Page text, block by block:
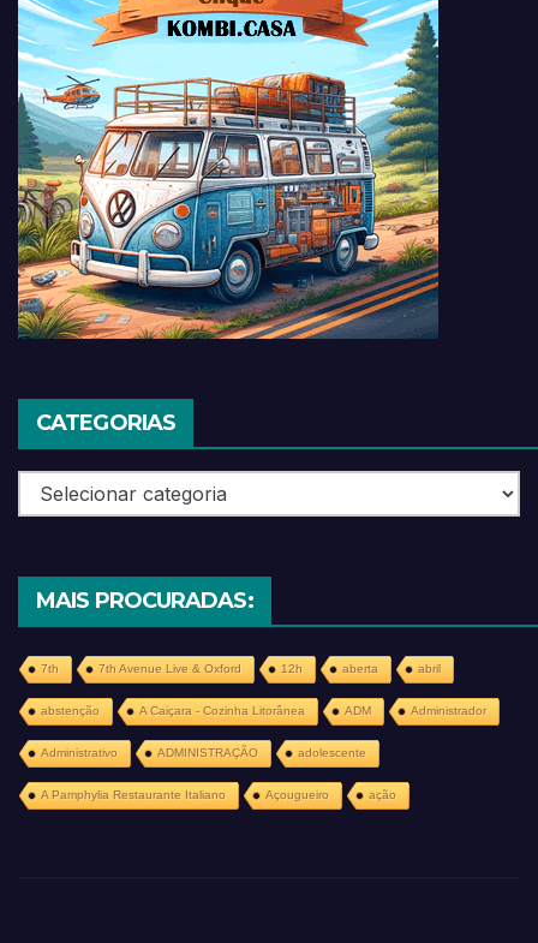
CATEGORIAS
Categorias
MAIS PROCURADAS:
7th 7th Avenue Live & Oxford 12h aberta abril
abstenção A Caiçara - Cozinha Litorânea ADM Administrador
Administrativo ADMINISTRAÇÃO adolescente
A Pamphylia Restaurante Italiano Açougueiro ação